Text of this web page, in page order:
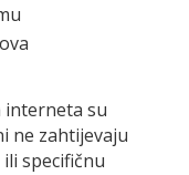
interneta su
ne zahtijevaju
specifičnu